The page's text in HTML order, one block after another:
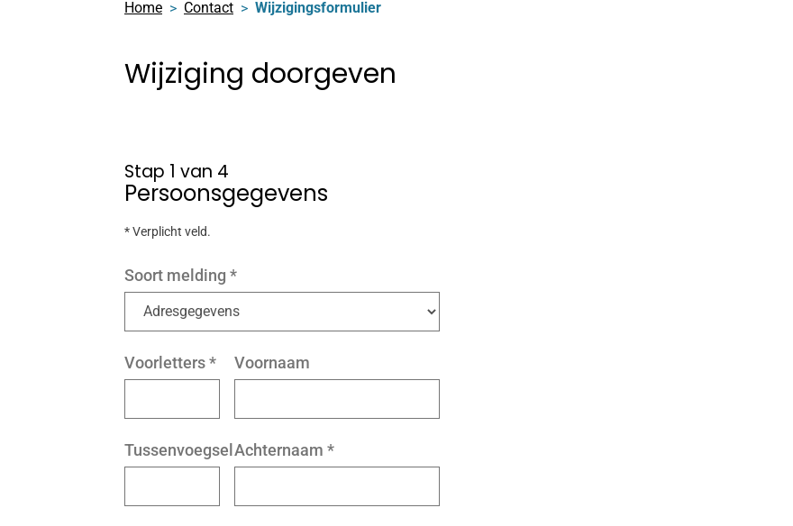
Home Contact Wijzigingsformulier
Wijziging doorgeven
Stap 1 van 4
Persoonsgegevens
* Verplicht veld.
Soort melding *
Voorletters* Voornaam
Tussenvoegsel Achternaam *